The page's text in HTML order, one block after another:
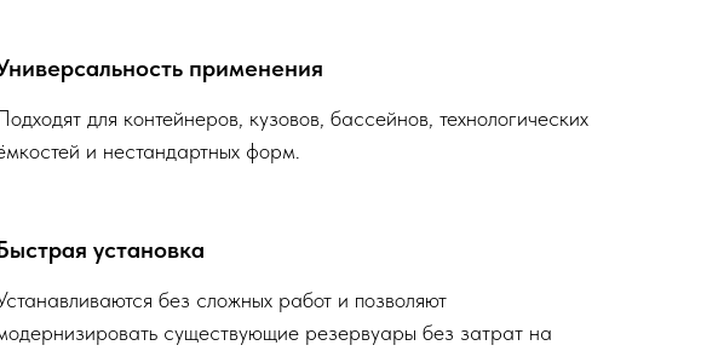
применения
для контейнеров, кузовов, бассейнов, технологических
и нестандартных форм.
установка
без сложных работ и позволяют
существующие резервуары без затрат на